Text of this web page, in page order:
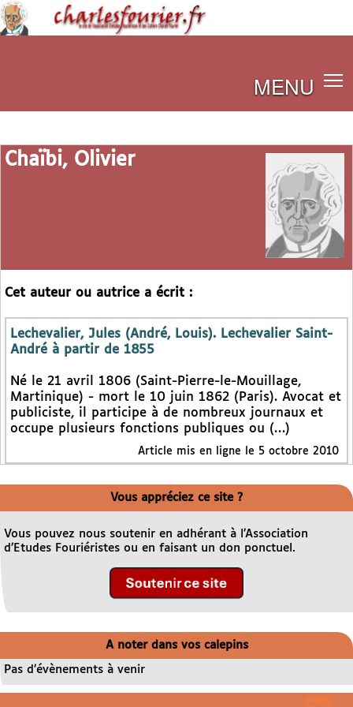
MENU
Chaïbi, Olivier
Cet auteur ou autrice a écrit :
Lechevalier, Jules (André, Louis). Lechevalier Saint-
André à partir de 1855
Né le 21 avril 1806 (Saint-Pierre-le-Mouillage,
Martinique) - mort le 10 juin 1862 (Paris). Avocat et
publiciste, il participe à de nombreux journaux et
occupe plusieurs fonctions publiques ou (…)
Article mis en ligne le 5 octobre 2010
Vous appréciez ce site ?
Vous pouvez nous soutenir en adhérant à l’Association
d’Etudes Fouriéristes ou en faisant un don ponctuel.
A noter dans vos calepins
Pas d’évènements à venir